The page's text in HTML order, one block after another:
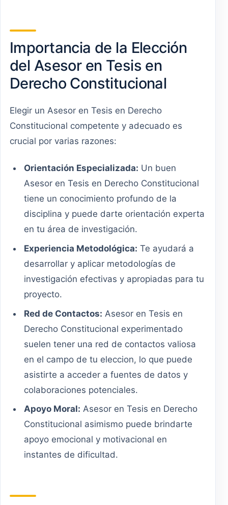
Importancia de la Elección
del Asesor en Tesis en
Derecho Constitucional
Elegir un Asesor en Tesis en Derecho
Constitucional competente y adecuado es
crucial por varias razones:
Orientación Especializada: Un buen
Asesor en Tesis en Derecho Constitucional
tiene un conocimiento profundo de la
disciplina y puede darte orientación experta
en tu área de investigación.
Experiencia Metodológica: Te ayudará a
desarrollar y aplicar metodologías de
investigación efectivas y apropiadas para tu
proyecto.
Red de Contactos: Asesor en Tesis en
Derecho Constitucional experimentado
suelen tener una red de contactos valiosa
en el campo de tu eleccion, lo que puede
asistirte a acceder a fuentes de datos y
colaboraciones potenciales.
Apoyo Moral: Asesor en Tesis en Derecho
Constitucional asimismo puede brindarte
apoyo emocional y motivacional en
instantes de dificultad.